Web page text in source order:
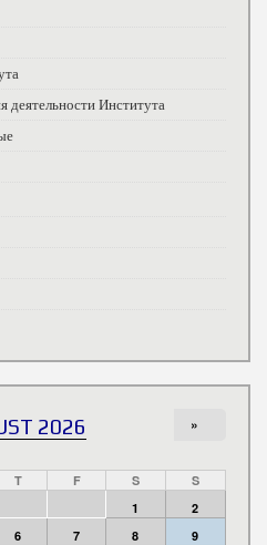
деятельности Института
2026 »
T F S
S
1
2
6 7 8
9